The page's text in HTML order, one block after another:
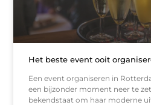
Het beste event ooit
Een event organiseren in
een bijzonder moment neer te
bekendstaat om haar moderne